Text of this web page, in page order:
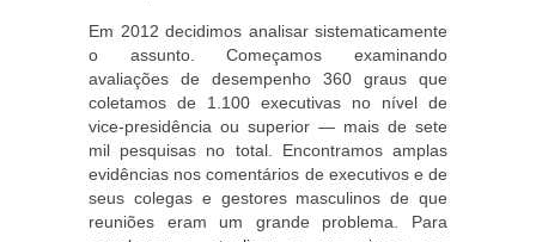
Em 2012 decidimos analisar sistematicamente
o assunto. Começamos examinando
avaliações de desempenho 360 graus que
coletamos de 1.100 executivas no nível de
vice-presidência ou superior — mais de sete
mil pesquisas no total. Encontramos amplas
evidências nos comentários de executivos e de
seus colegas e gestores masculinos de que
reuniões eram um grande problema. Para